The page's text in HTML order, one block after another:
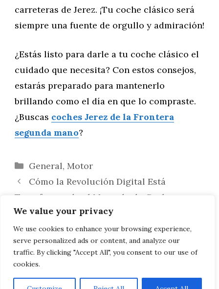
We value your privacy
We use cookies to enhance your browsing experience,
serve personalized ads or content, and analyze our
traffic. By clicking "Accept All", you consent to our use of
cookies.
carreteras de Jerez. ¡Tu coche clásico será
siempre una fuente de orgullo y admiración!
¿Estás listo para darle a tu coche clásico el
cuidado que necesita? Con estos consejos,
estarás preparado para mantenerlo
brillando como el día en que lo compraste.
¿Buscas coches Jerez de la Frontera
segunda mano?
Categorías
General, Motor
Cómo la Revolución Digital Está
Transformando el Mercado de Coches
Usados en Jerez de la Frontera
Descubre los Modelos de Coches Usados
Más Icónicos en Jerez de la Frontera